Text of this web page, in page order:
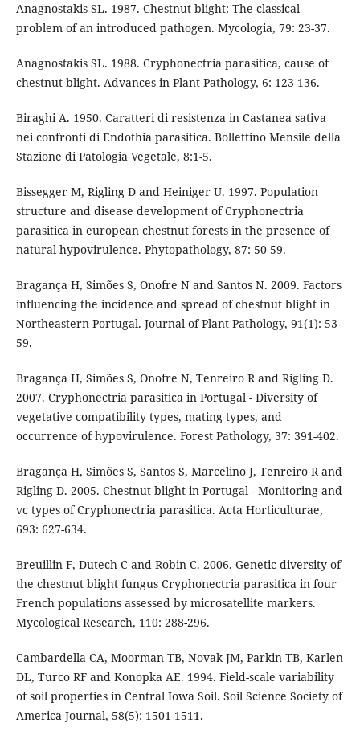
Anagnostakis SL. 1987. Chestnut blight: The classical
problem of an introduced pathogen. Mycologia, 79: 23-37.
Anagnostakis SL. 1988. Cryphonectria parasitica, cause of
chestnut blight. Advances in Plant Pathology, 6: 123-136.
Biraghi A. 1950. Caratteri di resistenza in Castanea sativa
nei confronti di Endothia parasitica. Bollettino Mensile della
Stazione di Patologia Vegetale, 8:1-5.
Bissegger M, Rigling D and Heiniger U. 1997. Population
structure and disease development of Cryphonectria
parasitica in european chestnut forests in the presence of
natural hypovirulence. Phytopathology, 87: 50-59.
Bragança H, Simões S, Onofre N and Santos N. 2009. Factors
influencing the incidence and spread of chestnut blight in
Northeastern Portugal. Journal of Plant Pathology, 91(1): 53-
59.
Bragança H, Simões S, Onofre N, Tenreiro R and Rigling D.
2007. Cryphonectria parasitica in Portugal - Diversity of
vegetative compatibility types, mating types, and
occurrence of hypovirulence. Forest Pathology, 37: 391-402.
Bragança H, Simões S, Santos S, Marcelino J, Tenreiro R and
Rigling D. 2005. Chestnut blight in Portugal - Monitoring and
vc types of Cryphonectria parasitica. Acta Horticulturae,
693: 627-634.
Breuillin F, Dutech C and Robin C. 2006. Genetic diversity of
the chestnut blight fungus Cryphonectria parasitica in four
French populations assessed by microsatellite markers.
Mycological Research, 110: 288-296.
Cambardella CA, Moorman TB, Novak JM, Parkin TB, Karlen
DL, Turco RF and Konopka AE. 1994. Field-scale variability
of soil properties in Central Iowa Soil. Soil Science Society of
America Journal, 58(5): 1501-1511.